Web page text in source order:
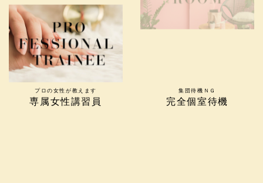
プロの女性が教えます
専属女性講習員
集団待機ＮＧ
完全個室待機